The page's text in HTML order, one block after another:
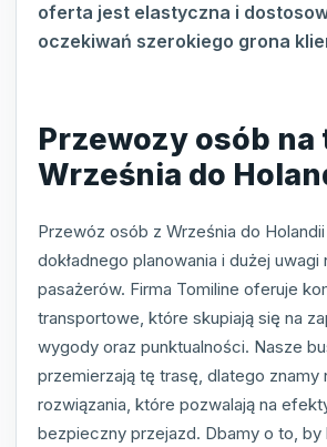
oferta jest elastyczna i
oczekiwań szerokiego grona
Przewozy osób na
Września do
Przewóz osób z Września do
dokładnego planowania i dużej
pasażerów. Firma Tomiline oferuje
transportowe, które skupiają się na
wygody oraz punktualności. Nasze
przemierzają tę trasę, dlatego znamy
rozwiązania, które pozwalają na
bezpieczny przejazd. Dbamy o to, by